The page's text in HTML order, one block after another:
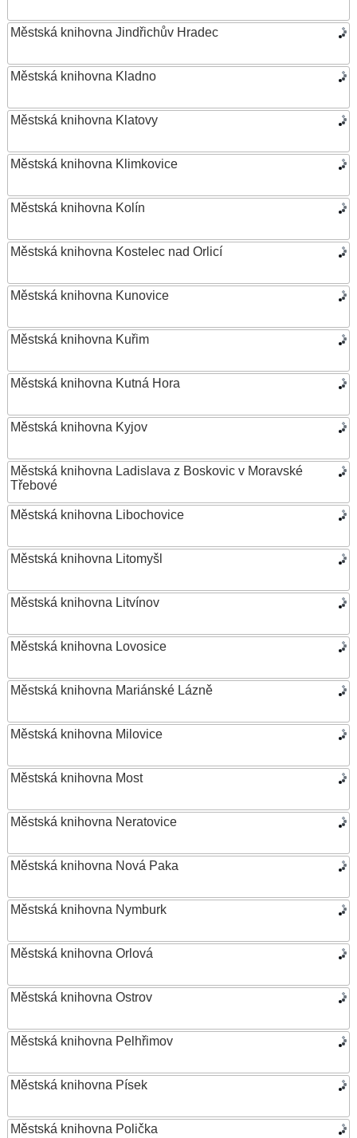
Městská knihovna Jindřichův Hradec
Městská knihovna Kladno
Městská knihovna Klatovy
Městská knihovna Klimkovice
Městská knihovna Kolín
Městská knihovna Kostelec nad Orlicí
Městská knihovna Kunovice
Městská knihovna Kuřim
Městská knihovna Kutná Hora
Městská knihovna Kyjov
Městská knihovna Ladislava z Boskovic v Moravské
Třebové
Městská knihovna Libochovice
Městská knihovna Litomyšl
Městská knihovna Litvínov
Městská knihovna Lovosice
Městská knihovna Mariánské Lázně
Městská knihovna Milovice
Městská knihovna Most
Městská knihovna Neratovice
Městská knihovna Nová Paka
Městská knihovna Nymburk
Městská knihovna Orlová
Městská knihovna Ostrov
Městská knihovna Pelhřimov
Městská knihovna Písek
Městská knihovna Polička